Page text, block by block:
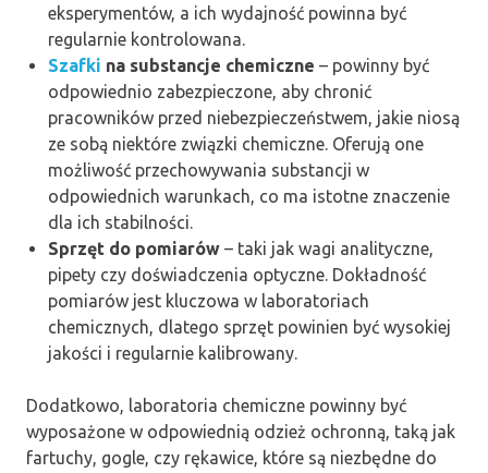
eksperymentów, a ich wydajność powinna być
regularnie kontrolowana.
Szafki na substancje chemiczne – powinny być
odpowiednio zabezpieczone, aby chronić
pracowników przed niebezpieczeństwem, jakie niosą
ze sobą niektóre związki chemiczne. Oferują one
możliwość przechowywania substancji w
odpowiednich warunkach, co ma istotne znaczenie
dla ich stabilności.
Sprzęt do pomiarów – taki jak wagi analityczne,
pipety czy doświadczenia optyczne. Dokładność
pomiarów jest kluczowa w laboratoriach
chemicznych, dlatego sprzęt powinien być wysokiej
jakości i regularnie kalibrowany.
Dodatkowo, laboratoria chemiczne powinny być
wyposażone w odpowiednią odzież ochronną, taką jak
fartuchy, gogle, czy rękawice, które są niezbędne do